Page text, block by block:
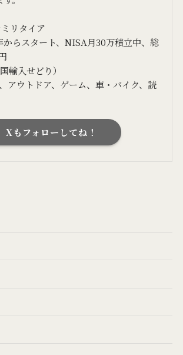
リタイア
らスタート、NISA月30万積立中、総
輸入せどり）
アウトドア、ゲーム、車・バイク、読
Xもフォローしてね！